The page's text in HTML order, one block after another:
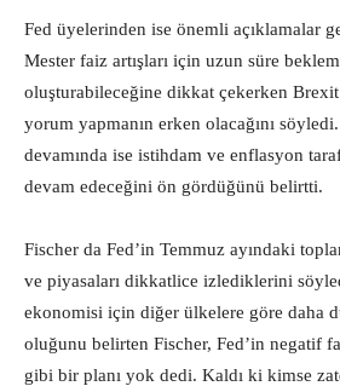
Fed üyelerinden ise önemli açıklamalar
Mester faiz artışları için uzun süre
oluşturabileceğine dikkat çekerken
yorum yapmanın erken olacağını söyledi.
devamında ise istihdam ve enflasyon
devam edeceğini ön gördüğünü belirtti.
Fischer da Fed’in Temmuz ayındaki
ve piyasaları dikkatlice izlediklerini
ekonomisi için diğer ülkelere göre daha
oluğunu belirten Fischer, Fed’in negatif
gibi bir planı yok dedi. Kaldı ki kimse